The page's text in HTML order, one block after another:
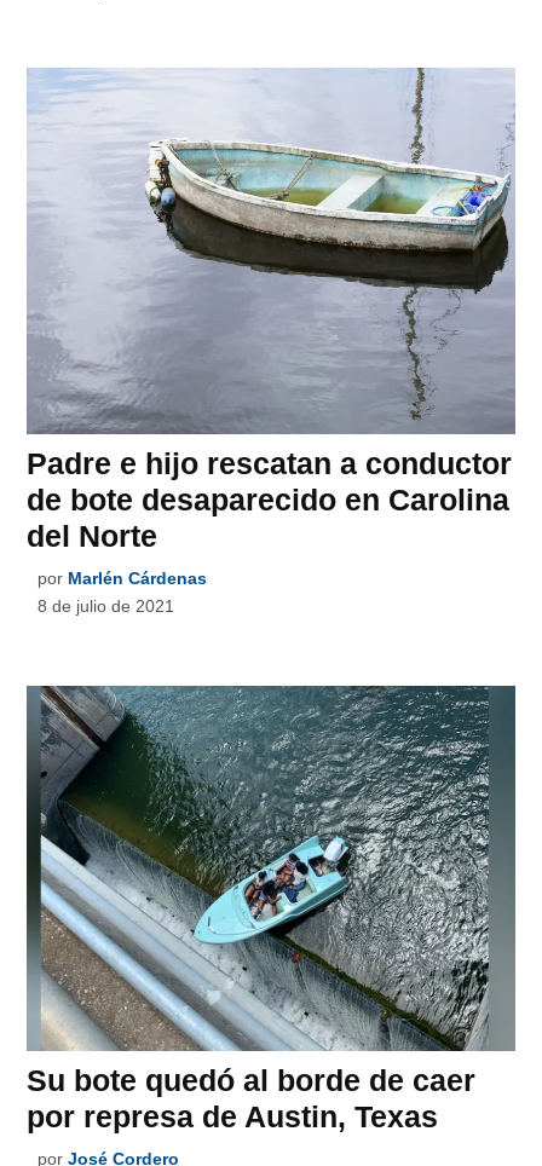
Padre e hijo rescatan a conductor
de bote desaparecido en Carolina
del Norte
por Marlén Cárdenas
8 de julio de 2021
Su bote quedó al borde de caer
por represa de Austin, Texas
por José Cordero